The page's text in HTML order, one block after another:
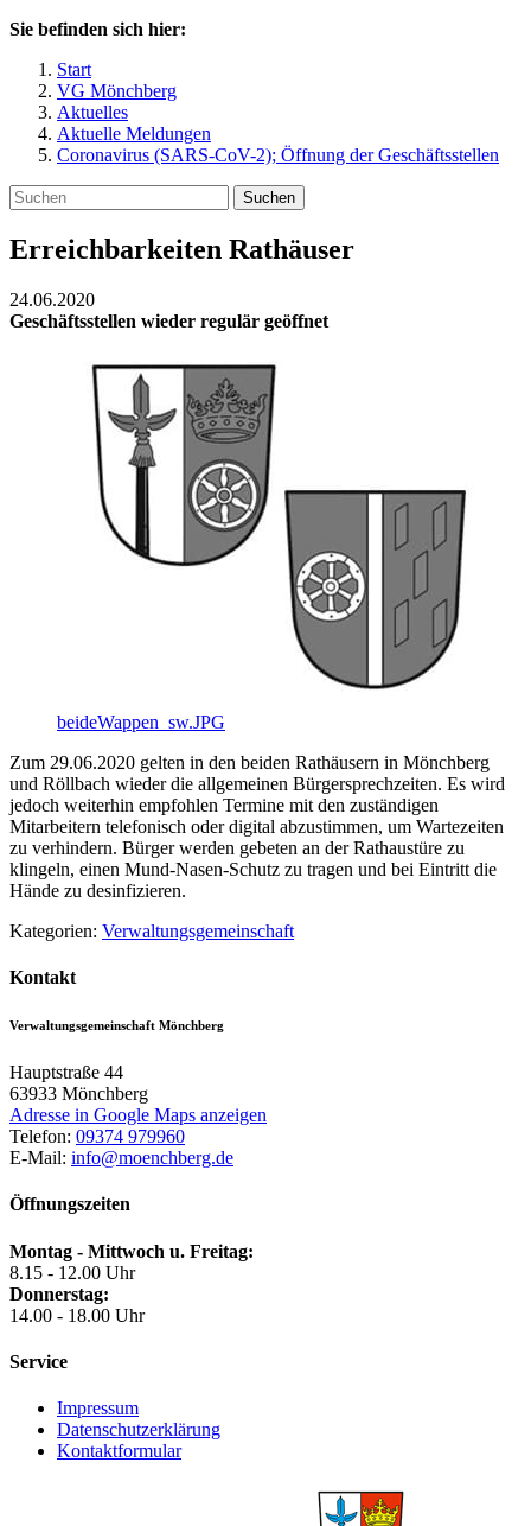
Sie befinden sich hier:
Start
VG Mönchberg
Aktuelles
Aktuelle Meldungen
Coronavirus (SARS-CoV-2); Öffnung der Geschäftsstellen
Suchen
Erreichbarkeiten Rathäuser
24.06.2020
Geschäftsstellen wieder regulär geöffnet
beideWappen_sw.JPG
Zum 29.06.2020 gelten in den beiden Rathäusern in Mönchberg
und Röllbach wieder die allgemeinen Bürgersprechzeiten. Es wird
jedoch weiterhin empfohlen Termine mit den zuständigen
Mitarbeitern telefonisch oder digital abzustimmen, um Wartezeiten
zu verhindern. Bürger werden gebeten an der Rathaustüre zu
klingeln, einen Mund-Nasen-Schutz zu tragen und bei Eintritt die
Hände zu desinfizieren.
Kategorien: Verwaltungsgemeinschaft
Kontakt
Verwaltungsgemeinschaft Mönchberg
Hauptstraße 44
63933 Mönchberg
Adresse in Google Maps anzeigen
Telefon: 09374 979960
E-Mail: info@moenchberg.de
Öffnungszeiten
Montag - Mittwoch u. Freitag:
8.15 - 12.00 Uhr
Donnerstag:
14.00 - 18.00 Uhr
Service
Impressum
Datenschutzerklärung
Kontaktformular